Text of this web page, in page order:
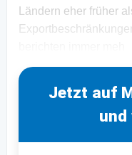
Ländern eher früher
Jetzt auf
und